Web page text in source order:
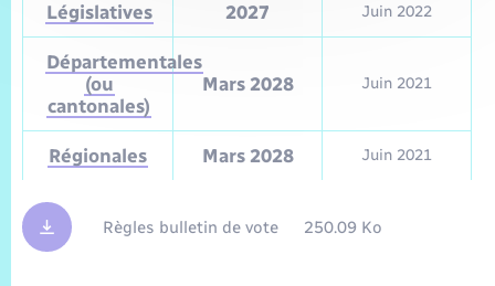
Législatives 2027 Juin 2022
Départementales
(ou
cantonales)
Mars 2028 Juin 2021
Régionales Mars 2028 Juin 2021
Règles bulletin de vote 250.09 Ko